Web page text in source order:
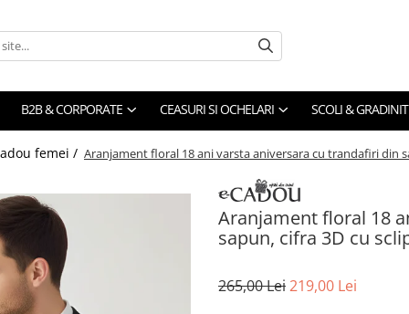
B2B & CORPORATE CEASURI SI OCHELARI SCOLI &
femei / Aranjament floral 18 ani varsta aniversara cu trandafiri din
Aranjament floral 18
sapun, cifra 3D cu
265,00 Lei219,00 Lei